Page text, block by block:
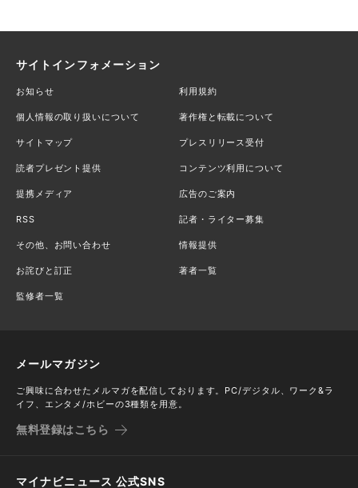
サイトインフォメーション
お知らせ 利用規約
個人情報の取り扱いについて 著作権と転載について
サイトマップ プレスリリース受付
読者プレゼント提供 コンテンツ利用について
提携メディア 広告のご案内
RSS 記者・ライター募集
その他、お問い合わせ 情報提供
お詫びと訂正 著者一覧
監修者一覧
メールマガジン
ご興味に合わせたメルマガを配信しております。PC/デジタル、ワーク&ラ
イフ、エンタメ/ホビーの3種類を用意。
無料登録はこちら
マイナビニュース 公式SNS